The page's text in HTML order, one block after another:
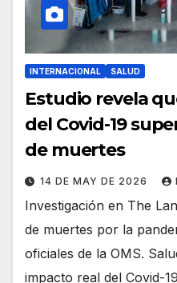
INTERNACIONAL SALUD
Estudio revela
del Covid-19
de muertes
14 DE MAY DE 2026
Investigación en The
de muertes por la
oficiales de la OMS.
impacto real del Covid-